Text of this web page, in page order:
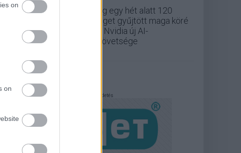
on
on
Alig egy hét alatt 120
céget gyűjtött maga köré
az Nvidia új AI-
szövetsége
Hirdetés